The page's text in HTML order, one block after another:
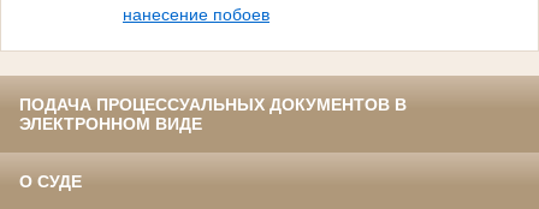
нанесение побоев
ПОДАЧА ПРОЦЕССУАЛЬНЫХ ДОКУМЕНТОВ В
ЭЛЕКТРОННОМ ВИДЕ
О СУДЕ